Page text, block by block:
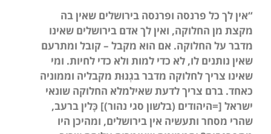
“אין לך כל פרנסה ופרנסה בירושלים שאין בה
מקצת מן החלוקה, ואין לך אדם בירושלים שאינו
מדבר על החלוקה. אם הוא מקבל – קובל ומתרעם
שאין נותנים לו, לא כדי למות ולא כדי לחיות. ומי
שאינו צריך לחלוקה מדבר בגְנוּת מקבליה וממוניה
כאחד. ברם צריך לדעת שאילמלא החלוקה שונאי
ישראל [=היהודים (בלשון סגי נהור)] כָּלין ברעב,
שהרי מסחר ותעשיה אין בירושלים, ומהיכן היו